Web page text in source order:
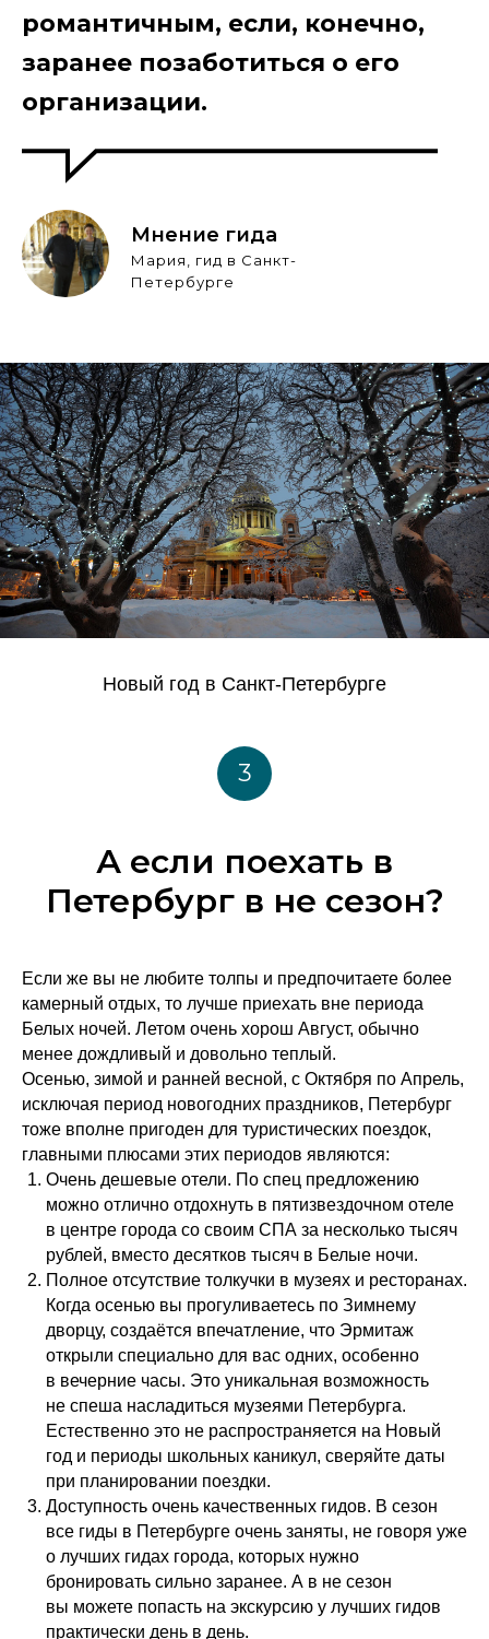
романтичным, если, конечно,
заранее позаботиться о его
организации.
Мнение гида
Мария, гид в Санкт-
Петербурге
Новый год в Санкт-Петербурге
3
А если поехать в
Петербург в не сезон?
Если же вы не любите толпы и предпочитаете более
камерный отдых, то лучше приехать вне периода
Белых ночей. Летом очень хорош Август, обычно
менее дождливый и довольно теплый.
Осенью, зимой и ранней весной, с Октября по Апрель,
исключая период новогодних праздников, Петербург
тоже вполне пригоден для туристических поездок,
главными плюсами этих периодов являются:
Очень дешевые отели. По спец предложению
можно отлично отдохнуть в пятизвездочном отеле
в центре города со своим СПА за несколько тысяч
рублей, вместо десятков тысяч в Белые ночи.
Полное отсутствие толкучки в музеях и ресторанах.
Когда осенью вы прогуливаетесь по Зимнему
дворцу, создаётся впечатление, что Эрмитаж
открыли специально для вас одних, особенно
в вечерние часы. Это уникальная возможность
не спеша насладиться музеями Петербурга.
Естественно это не распространяется на Новый
год и периоды школьных каникул, сверяйте даты
при планировании поездки.
Доступность очень качественных гидов. В сезон
все гиды в Петербурге очень заняты, не говоря уже
о лучших гидах города, которых нужно
бронировать сильно заранее. А в не сезон
вы можете попасть на экскурсию у лучших гидов
практически день в день.